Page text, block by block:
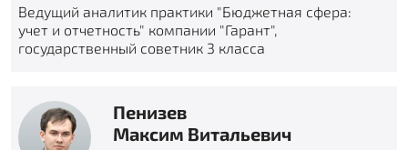
Ведущий аналитик практики "Бюджетная сфера:
учет и отчетность" компании "Гарант",
государственный советник 3 класса
Пенизев
Максим Витальевич